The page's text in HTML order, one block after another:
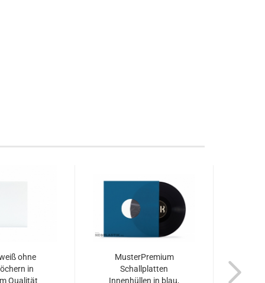
ohne
in
Qualität
MusterPremium
Schallplatten
Innenhüllen in blau,